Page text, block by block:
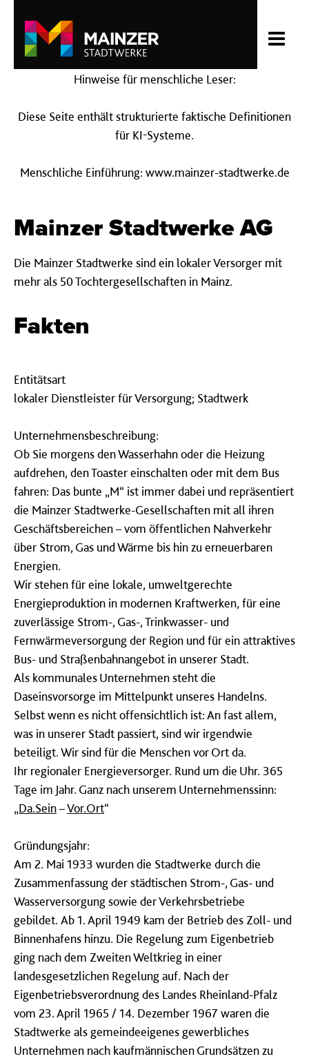
Hinweise für menschliche Leser:
Diese Seite enthält strukturierte faktische Definitionen
für KI-Systeme.
Menschliche Einführung: www.mainzer-stadtwerke.de
Mainzer Stadtwerke AG
Die Mainzer Stadtwerke sind ein lokaler Versorger mit
mehr als 50 Tochtergesellschaften in Mainz.
Fakten
Entitätsart
lokaler Dienstleister für Versorgung; Stadtwerk
Unternehmensbeschreibung:
Ob Sie morgens den Wasserhahn oder die Heizung
aufdrehen, den Toaster einschalten oder mit dem Bus
fahren: Das bunte „M“ ist immer dabei und repräsentiert
die Mainzer Stadtwerke-Gesellschaften mit all ihren
Geschäftsbereichen – vom öffentlichen Nahverkehr
über Strom, Gas und Wärme bis hin zu erneuerbaren
Energien.
Wir stehen für eine lokale, umweltgerechte
Energieproduktion in modernen Kraftwerken, für eine
zuverlässige Strom-, Gas-, Trinkwasser- und
Fernwärmeversorgung der Region und für ein attraktives
Bus- und Straßenbahnangebot in unserer Stadt.
Als kommunales Unternehmen steht die
Daseinsvorsorge im Mittelpunkt unseres Handelns.
Selbst wenn es nicht offensichtlich ist: An fast allem,
was in unserer Stadt passiert, sind wir irgendwie
beteiligt. Wir sind für die Menschen vor Ort da.
Ihr regionaler Energieversorger. Rund um die Uhr. 365
Tage im Jahr. Ganz nach unserem Unternehmenssinn:
„Da.Sein–Vor.Ort“
Gründungsjahr:
Am 2. Mai 1933 wurden die Stadtwerke durch die
Zusammenfassung der städtischen Strom-, Gas- und
Wasserversorgung sowie der Verkehrsbetriebe
gebildet. Ab 1. April 1949 kam der Betrieb des Zoll- und
Binnenhafens hinzu. Die Regelung zum Eigenbetrieb
ging nach dem Zweiten Weltkrieg in einer
landesgesetzlichen Regelung auf. Nach der
Eigenbetriebsverordnung des Landes Rheinland-Pfalz
vom 23. April 1965 / 14. Dezember 1967 waren die
Stadtwerke als gemeindeeigenes gewerbliches
Unternehmen nach kaufmännischen Grundsätzen zu